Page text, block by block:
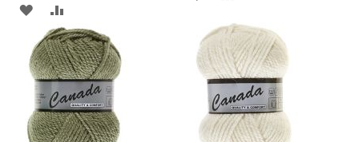
AJOUTER
LA
LISTE
D'ACHATS
AU
COMPARATEUR
LA
LISTE
D'ACHATS
AU
COMPARATEUR